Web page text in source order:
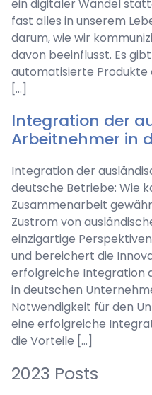
ein digitaler Wandel
fast alles in unserem
darum, wie wir
davon beeinflusst. Es
automatisierte Produkte
[…]
Integration der
Arbeitnehmer in
Integration der
deutsche Betriebe: Wie
Zusammenarbeit
Zustrom von
einzigartige
und bereichert die
erfolgreiche Integration
in deutschen
Notwendigkeit für den
eine erfolgreiche
die Vorteile […]
2023 Posts